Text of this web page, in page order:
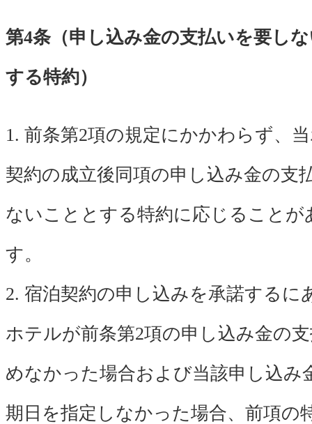
第4条（申し込み金の支払いを要し
する特約）
1. 前条第2項の規定にかかわらず、
契約の成立後同項の申し込み金の支
ないこととする特約に応じることが
す。
2. 宿泊契約の申し込みを承諾するに
ホテルが前条第2項の申し込み金の
めなかった場合および当該申し込み
期日を指定しなかった場合、前項の